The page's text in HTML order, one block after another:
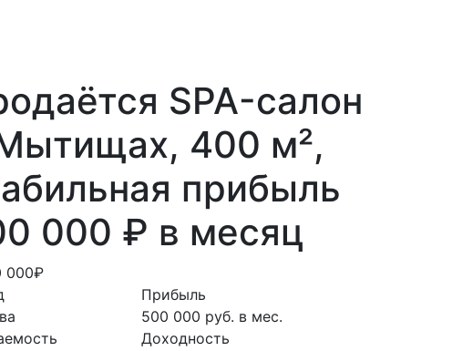
SPA-салон
400 м²,
прибыль
000 ₽ в месяц
000₽
Прибыль
500 000 руб. в мес.
Доходность